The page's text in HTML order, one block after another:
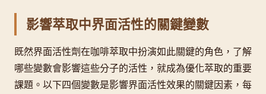
影響萃取中界面活性的關鍵變數
既然界面活性劑在咖啡萃取中扮演如此關鍵的角色，了解
哪些變數會影響這些分子的活性，就成為優化萃取的重要
課題。以下四個變數是影響界面活性效果的關鍵因素，每